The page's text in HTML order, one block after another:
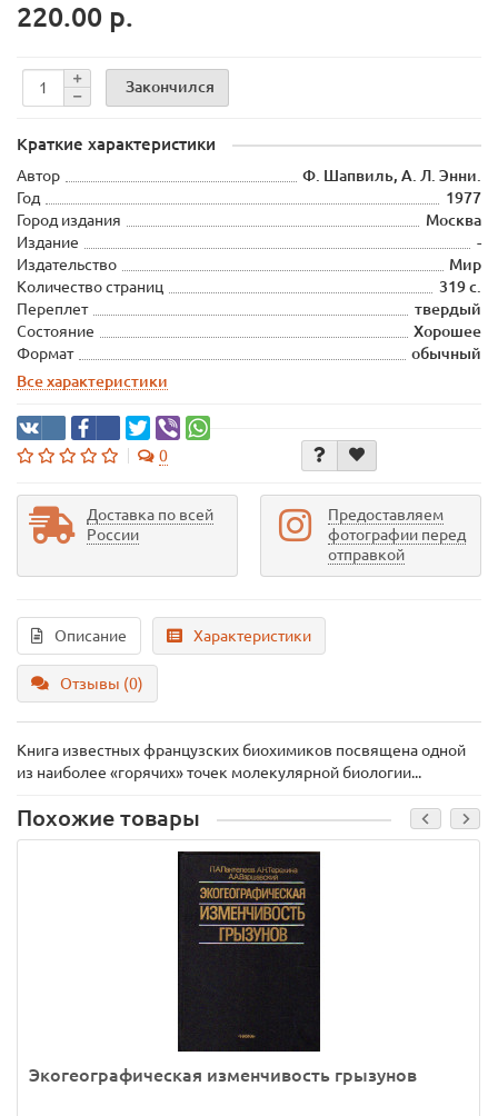
220.00 р.
Закончился
Краткие характеристики
Автор
Ф. Шапвиль, А. Л. Энни.
Год
1977
Город издания
Москва
Издание
-
Издательство
Мир
Количество страниц
319 с.
Переплет
твердый
Состояние
Хорошее
Формат
обычный
Все характеристики
0
Доставка по всей
России
Предоставляем
фотографии перед
отправкой
Описание Характеристики
Отзывы (0)
Книга известных французских биохимиков посвящена одной
из наиболее «горячих» точек молекулярной биологии...
Похожие товары
Экогеографическая изменчивость грызунов